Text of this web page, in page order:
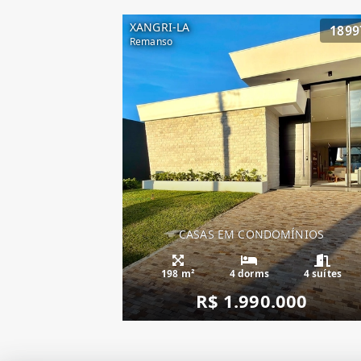
XANGRI-LA
Remanso
CASAS EM CONDOMÍNIOS
198 m² 4 dorms 4 suítes
R$ 1.990.000
Casa Condado de